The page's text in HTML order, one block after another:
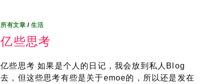
所有文章 /生活
亿些思考
亿些思考 如果是个人的日记，我会放到私人Blog
去，但这些思考有些是关于emoe的，所以还是发在